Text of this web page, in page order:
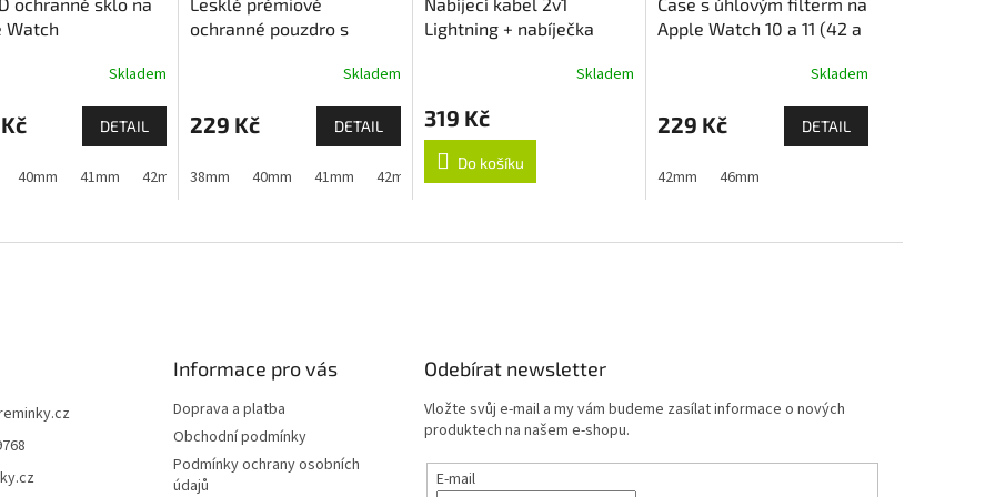
Watch
Skladem
DETAIL
40mm 41mm 42mm (Apple Watch 1,2,3) 42mm (Apple Watch 10 a 11)
ochranné pouzdro s
Skladem
229 Kč DETAIL
38mm 40mm 41mm 42mm (Apple Watch 1,2,3) 45mm
Lightning + nabíječka
Skladem
319 Kč
Do košíku
Apple Watch 10 a 11 (42 a
Skladem
229 Kč DETAIL
42mm 46mm
Informace pro vás
Doprava a platba
Obchodní podmínky
Podmínky ochrany osobních
údajů
Odebírat newsletter
Vložte svůj e-mail a my vám budeme zasílat informace o nových
produktech na našem e-shopu.
E-mail